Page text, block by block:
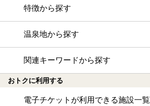
特徴から探す
温泉地から探す
関連キーワードから探す
おトクに利用する
電子チケットが利用できる施設一覧